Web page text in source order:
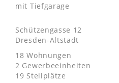
mit Tiefgarage
Schützengasse 12
Dresden-Altstadt
18 Wohnungen
2 Gewerbeeinheiten
19 Stellplätze